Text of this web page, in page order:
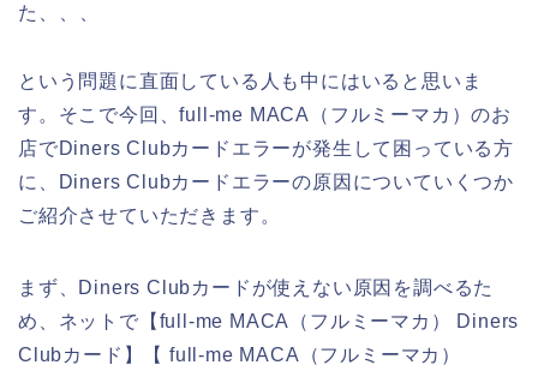
た、、、
という問題に直面している人も中にはいると思いま
す。そこで今回、full-me MACA（フルミーマカ）のお
店でDiners Clubカードエラーが発生して困っている方
に、Diners Clubカードエラーの原因についていくつか
ご紹介させていただきます。
まず、Diners Clubカードが使えない原因を調べるた
め、ネットで【full-me MACA（フルミーマカ） Diners
Clubカード】【 full-me MACA（フルミーマカ）